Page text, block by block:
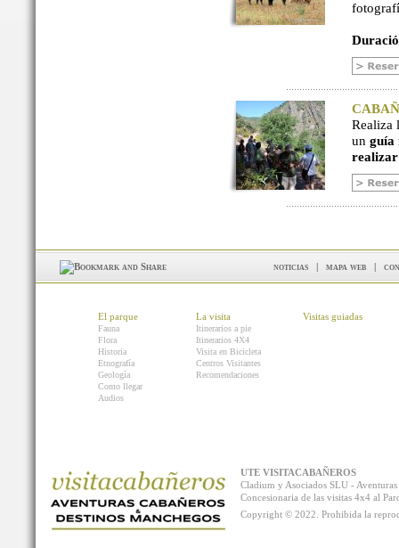
Realiza
un guía
noticias | mapa web |
El parque
Fauna
Flora
Historia
Etnografía
Geología
Como llegar
Audios
La visita
Itinerarios a pie
Itinerarios 4X4
Visita en Bicicleta
Centros Visitantes
Recomendaciones
Visitas guiadas
UTE VISITACABAÑEROS
Cladium y Asociados SLU -
Concesionaria de las visitas 4x4 al
Copyright © 2022. Prohibida la